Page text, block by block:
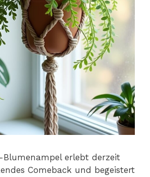
Blumenampel erlebt derzeit
Comeback und begeistert